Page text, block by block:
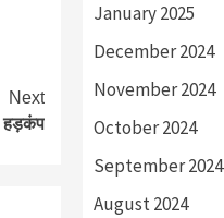
Next
हड़कंप
January 2025
December 2024
November 2024
October 2024
September 2024
August 2024